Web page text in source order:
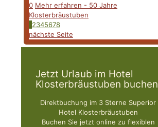
0 Mehr erfahren - 50 Jahre
Klosterbräustuben
2345678
nächste Seite
Jetzt Urlaub im Hotel
Klosterbräustuben buchen
Direktbuchung im 3 Sterne Superior
Hotel Klosterbräustuben
Buchen Sie jetzt online zu flexiblen